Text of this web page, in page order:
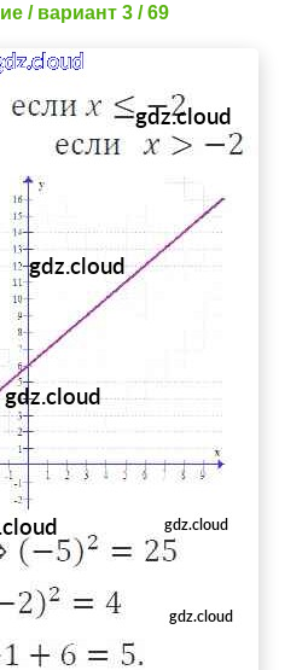
/ вариант 3 / 69